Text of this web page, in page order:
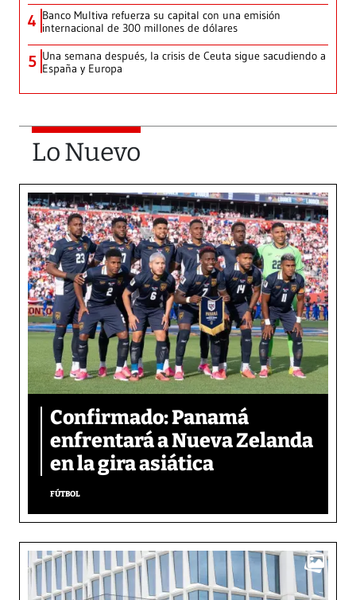
4 Banco Multiva refuerza su capital con una emisión
internacional de 300 millones de dólares
5 Una semana después, la crisis de Ceuta sigue sacudiendo a
España y Europa
Lo Nuevo
Confirmado: Panamá
enfrentará a Nueva Zelanda
en la gira asiática
FÚTBOL